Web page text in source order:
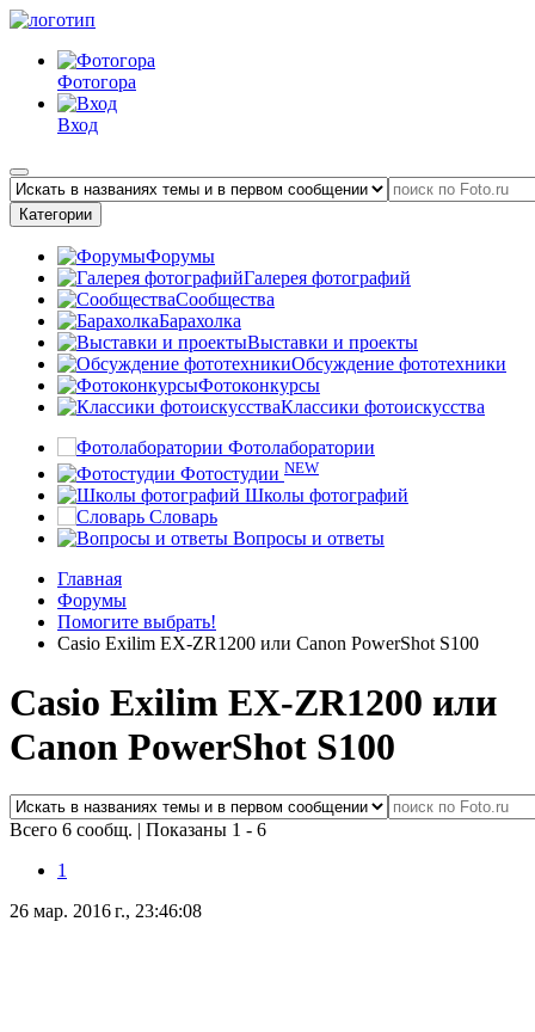
Фотогора
Вход
Категории
Форумы
Галерея фотографий
Сообщества
Барахолка
Выставки и проекты
Обсуждение фототехники
Фотоконкурсы
Классики фотоискусства
Фотолаборатории
Фотостудии NEW
Школы фотографий
Словарь
Вопросы и ответы
Главная
Форумы
Помогите выбрать!
Casio Exilim EX-ZR1200 или Canon PowerShot S100
Casio Exilim EX-ZR1200 или
Canon PowerShot S100
Всего 6 сообщ. | Показаны 1 - 6
1
26 мар. 2016 г., 23:46:08